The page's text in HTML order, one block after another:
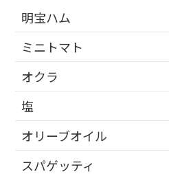
明宝ハム
ミニトマト
オクラ
塩
オリーブオイル
スパゲッティ